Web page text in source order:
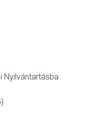
Nyilvántartásba